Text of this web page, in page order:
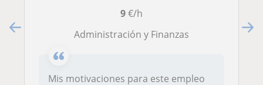
9€/h
Administración y Finanzas
Mis motivaciones para este empleo